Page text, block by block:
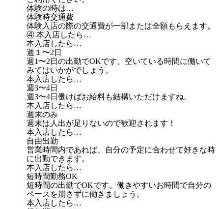
体験の時は…
体験時交通費
体験入店の際の交通費が一部または全額もらえます。
④ 本入店したら…
本入店したら…
週１〜2日
週1〜2日の出勤でOKです。空いている時間に働いて
みてはいかがでしょう。
本入店したら…
週3〜4日
週3〜4日働けばお給料も結構いただけますね。
本入店したら…
週末のみ
週末は人出が足りないので歓迎されます！
本入店したら…
自由出勤
営業時間内であれば、自分の予定に合わせて好きな時
に出勤できます。
本入店したら…
短時間勤務OK
短時間の出勤でOKです。働きやすいお時間で自分の
ペースを崩さずに働きましょう。
本入店したら…